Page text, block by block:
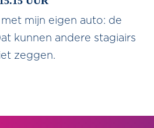
mijn eigen auto: de
kunnen andere stagiairs
zeggen.